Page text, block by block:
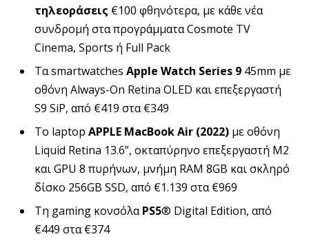
τηλεοράσεις €100 φθηνότερα, με κάθε νέα
συνδρομή στα προγράμματα Cosmote TV
Cinema, Sports ή Full Pack
Τα smartwatches Apple Watch Series 9 45mm με
οθόνη Always-On Retina OLED και επεξεργαστή
S9 SiP, από €419 στα €349
Το laptop APPLE MacBook Air (2022) με οθόνη
Liquid Retina 13.6”, οκταπύρηνο επεξεργαστή M2
και GPU 8 πυρήνων, μνήμη RAM 8GB και σκληρό
δίσκο 256GB SSD, από €1.139 στα €969
Τη gaming κονσόλαPS5® Digital Edition, από
€449 στα €374